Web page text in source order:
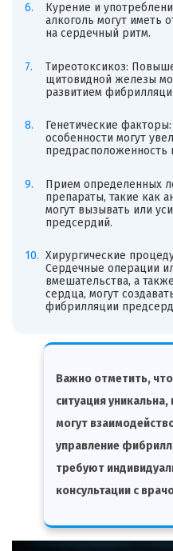
Курение и
алкоголь могут иметь
на сердечный ритм.
Тиреотоксикоз:
щитовидной железы
развитием
Генетические
особенности могут
Прием определенных
препараты, такие как
могут вызывать или
предсердий.
Хирургические
Сердечные операции
вмешательства, а
сердца, могут
фибрилляции
Важно отметить,
ситуация
могут
управление
требуют
консультации с